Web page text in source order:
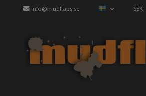
info@mudflaps.se SEK